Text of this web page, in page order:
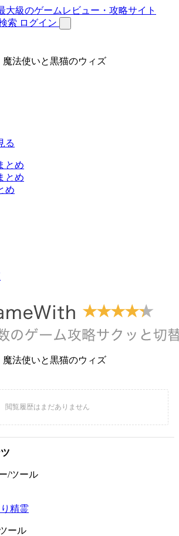
索 ログイン
法使いと黒猫のウィズ
る
とめ
とめ
め
法使いと黒猫のウィズ
/ツール
精霊
ール